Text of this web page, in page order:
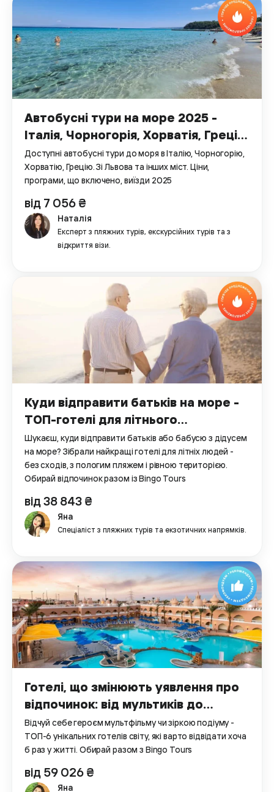
Автобусні тури на море 2025 -
Італія, Чорногорія, Хорватія, Греція
за вигідною ціною
Доступні автобусні тури до моря в Італію, Чорногорію,
Хорватію, Грецію. Зі Львова та інших міст. Ціни,
програми, що включено, виїзди 2025
від 7 056 ₴
Наталія
Експерт з пляжних турів, екскурсійних турів та з
відкриття візи.
Куди відправити батьків на море -
ТОП-готелі для літнього
відпочинку без стресу і галасу
Шукаєш, куди відправити батьків або бабусю з дідусем
на море? Зібрали найкращі готелі для літніх людей -
без сходів, з пологим пляжем і рівною територією.
Обирай відпочинок разом із Bingo Tours
від 38 843 ₴
Яна
Спеціаліст з пляжних турів та екзотичних напрямків.
Готелі, що змінюють уявлення про
відпочинок: від мультиків до
Голлівуду
Відчуй себе героєм мультфільму чи зіркою подіуму -
ТОП-6 унікальних готелів світу, які варто відвідати хоча
б раз у житті. Обирай разом з Bingo Tours
від 59 026 ₴
Яна